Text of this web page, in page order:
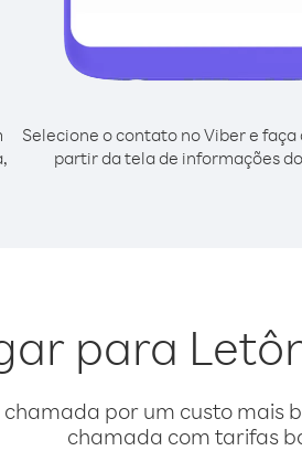
Selecione o contato no Viber e faça
partir da tela de informações
para
por um custo mais
chamada com tarifas